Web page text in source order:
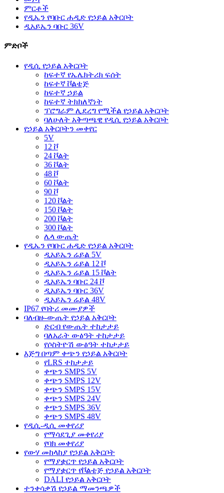
ምርቶች
የዲኤን የባቡር ሐዲድ የኃይል አቅርቦት
ዲአይኤን ባቡር 36V
ምድቦች
የዲሲ የኃይል አቅርቦት
ከፍተኛ የኤሌክትሪክ ፍሰት
ከፍተኛ ቮልቴጅ
ከፍተኛ ኃይል
ከፍተኛ ትክክለኛነት
ፕሮግራም ሊደረግ የሚችል የኃይል አቅርቦት
ባለሁለት አቅጣጫዊ የዲሲ የኃይል አቅርቦት
የኃይል አቅርቦትን መቀየር
5V
12 ቮ
24 ቮልት
36 ቮልት
48 ቮ
60 ቮልት
90 ቮ
120 ቮልት
150 ቮልት
200 ቮልት
300 ቮልት
ሌላ ውጤት
የዲኤን የባቡር ሐዲድ የኃይል አቅርቦት
ዲአይኤን ሬይል 5V
ዲአይኤን ሬይል 12 ቮ
ዲአይኤን ሬይል 15 ቮልት
ዲአይኤን ባቡር 24 ቮ
ዲአይኤን ባቡር 36V
ዲአይኤን ሬይል 48V
IP67 የባትሪ መሙያዎች
ባለብዙ-ውጤት የኃይል አቅርቦት
ድርብ የውጤት ተከታታይ
ባለአራት ውፅዓት ተከታታይ
የሶስትዮሽ ውፅዓት ተከታታይ
እጅግ በጣም ቀጭን የኃይል አቅርቦት
የLRS ተከታታይ
ቀጭን SMPS 5V
ቀጭን SMPS 12V
ቀጭን SMPS 15V
ቀጭን SMPS 24V
ቀጭን SMPS 36V
ቀጭን SMPS 48V
የዲሲ-ዲሲ መቀየሪያ
የማሳደጊያ መቀየሪያ
የባክ መቀየሪያ
የውሃ መከላከያ የኃይል አቅርቦት
የማያቋርጥ የኃይል አቅርቦት
የማያቋርጥ የቮልቴጅ የኃይል አቅርቦት
DALI የኃይል አቅርቦት
ተንቀሳቃሽ የኃይል ማመንጫዎች